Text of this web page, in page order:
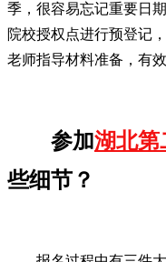
季，很容易忘记重要日
院校授权点进行预登记
老师指导材料准备，有
参加湖北第
些细节？